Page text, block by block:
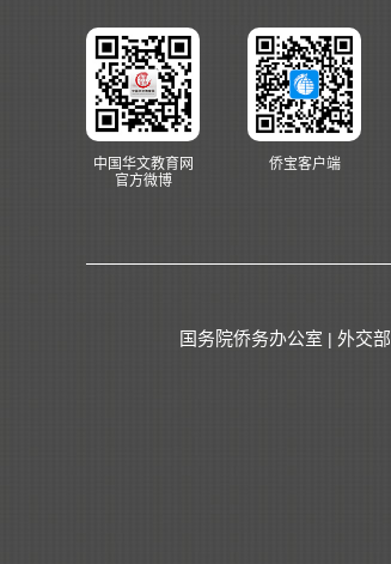
中国华文教育网
官方微博
侨宝客户端
国务院侨务办公室 | 外交部